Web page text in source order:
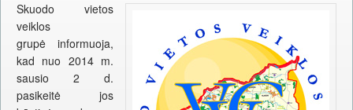
Skuodo vietos
veiklos
grupė informuoja,
kad nuo 2014 m.
sausio 2 d.
pasikeitė jos